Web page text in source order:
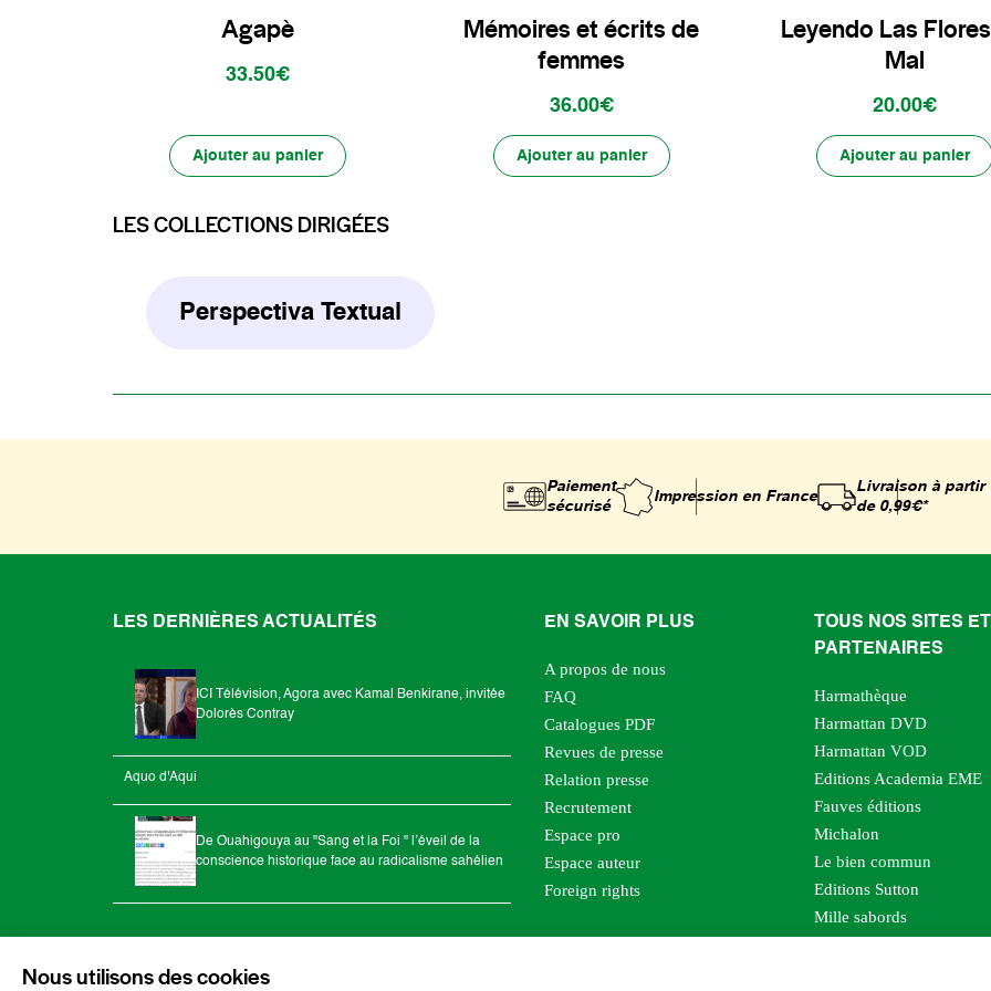
Nous utilisons des cookies
Agapè
33.50€
Ajouter au panier
Mémoires et écrits de
femmes
36.00€
Ajouter au panier
Leyendo Las
Mal
20.00€
Ajouter au panier
LES COLLECTIONS DIRIGÉES
Perspectiva Textual
Paiement
sécurisé
Impression en France
Livraison à partir
de 0,99€*
LES DERNIÈRES ACTUALITÉS
ICI Télévision, Agora avec Kamal Benkirane, invitée
Dolorès Contray
Aquo d'Aqui
De Ouahigouya au "Sang et la Foi " l’éveil de la
conscience historique face au radicalisme sahélien
EN SAVOIR PLUS
A propos de nous
FAQ
Catalogues PDF
Revues de presse
Relation presse
Recrutement
Espace pro
Espace auteur
Foreign rights
TOUS NOS SITES ET
PARTENAIRES
Harmathèque
Harmattan DVD
Harmattan VOD
Editions Academia EME
Fauves éditions
Michalon
Le bien commun
Editions Sutton
Mille sabords